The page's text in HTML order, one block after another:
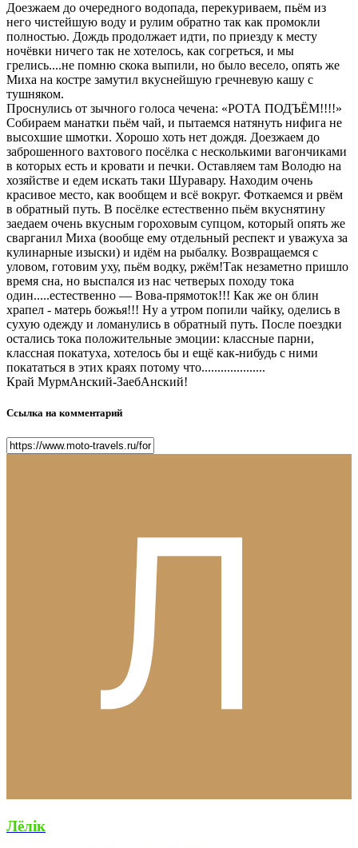
Доезжаем до очередного водопада, перекуриваем, пьём из
него чистейшую воду и рулим обратно так как промокли
полностью. Дождь продолжает идти, по приезду к месту
ночёвки ничего так не хотелось, как согреться, и мы
грелись....не помню скока выпили, но было весело, опять же
Миха на костре замутил вкуснейшую гречневую кашу с
тушняком.
Проснулись от зычного голоса чечена: «РОТА ПОДЪЁМ!!!!»
Собираем манатки пьём чай, и пытаемся натянуть нифига не
высохшие шмотки. Хорошо хоть нет дождя. Доезжаем до
заброшенного вахтового посёлка с несколькими вагончиками
в которых есть и кровати и печки. Оставляем там Володю на
хозяйстве и едем искать таки Шуравару. Находим очень
красивое место, как вообщем и всё вокруг. Фоткаемся и рвём
в обратный путь. В посёлке естественно пьём вкуснятину
заедаем очень вкусным гороховым супцом, который опять же
сварганил Миха (вообще ему отдельный респект и уважуха за
кулинарные изыски) и идём на рыбалку. Возвращаемся с
уловом, готовим уху, пьём водку, ржём!Так незаметно пришло
время сна, но выспался из нас четверых походу тока
один.....естественно — Вова-прямоток!!! Как же он блин
храпел - матерь божья!!! Ну а утром попили чайку, оделись в
сухую одежду и ломанулись в обратный путь. После поездки
остались тока положительные эмоции: классные парни,
классная покатуха, хотелось бы и ещё как-нибудь с ними
покататься в этих краях потому что....................
Край МурмАнский-ЗаебАнский!
Ссылка на комментарий
Лёлiк